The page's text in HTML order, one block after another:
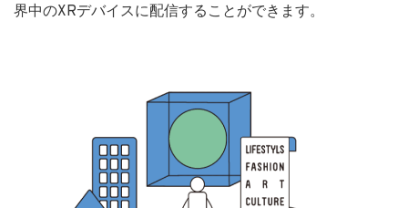
界中のXRデバイスに配信することができます。